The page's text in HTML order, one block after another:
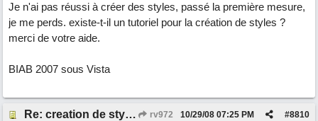
Je n'ai pas réussi à créer des styles, passé la première mesure,
je me perds. existe-t-il un tutoriel pour la création de styles ?
merci de votre aide.
BIAB 2007 sous Vista
Re: creation de styles particuliers rv972 #8810
10/29/08 07:25 PM